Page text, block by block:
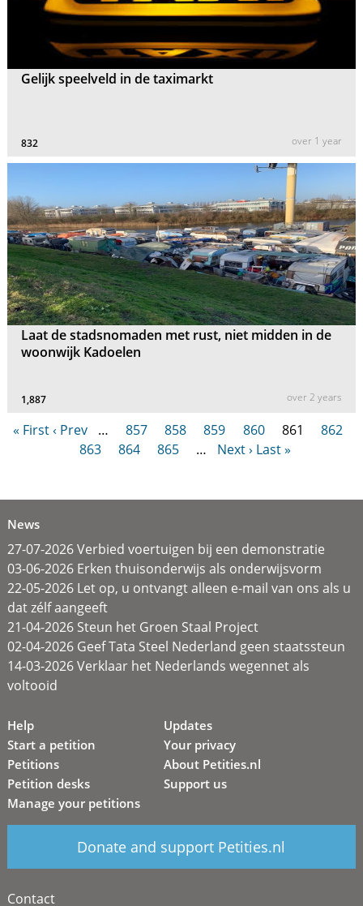
Gelijk speelveld in de taximarkt
832 over 1 year
Laat de stadsnomaden met rust, niet midden in de
woonwijk Kadoelen
1,887 over 2 years
« First‹ Prev … 857 858 859 860 861
862
863
864 865 … Next › Last »
News
27-07-2026 Verbied voertuigen bij een demonstratie
03-06-2026 Erken thuisonderwijs als onderwijsvorm
22-05-2026 Let op, u ontvangt alleen e-mail van ons als u
dat zélf aangeeft
21-04-2026 Steun het Groen Staal Project
02-04-2026 Geef Tata Steel Nederland geen staatssteun
14-03-2026 Verklaar het Nederlands wegennet als
voltooid
Help
Start a petition
Petitions
Petition desks
Manage your petitions
Updates
Your privacy
About Petities.nl
Support us
Donate and support Petities.nl
Contact